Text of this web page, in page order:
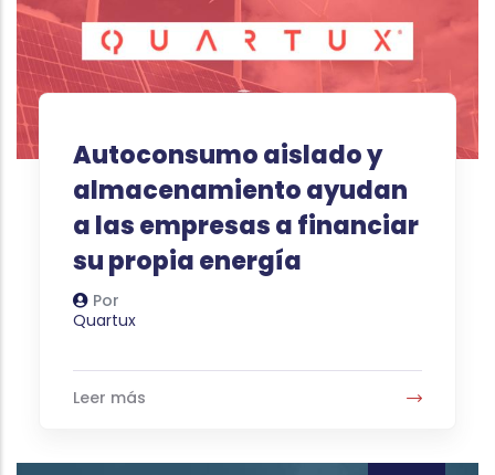
Autoconsumo aislado y
almacenamiento ayudan
a las empresas a financiar
su propia energía
Por
Autor
Quartux
Leer más